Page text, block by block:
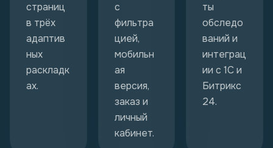
страниц
в трёх
адаптив
ных
раскладк
ах.
с
фильтра
цией,
мобильн
ая
версия,
заказ и
личный
кабинет.
ты
обследо
ваний и
интеграц
ии с 1С и
Битрикс
24.